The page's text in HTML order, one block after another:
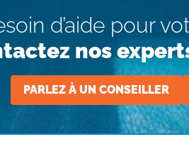
d’aide pour
nos
PARLEZ À UN CONSEILLER